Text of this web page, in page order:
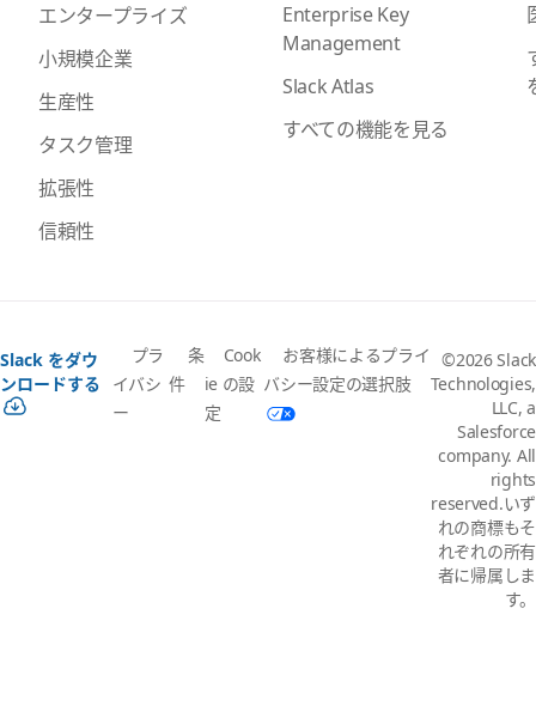
エンタープライズ
小規模企業
生産性
タスク管理
拡張性
信頼性
Enterprise Key
Management
Slack Atlas
すべての機能を見る
Slack をダウ
ンロードする
プラ
イバシ
ー
条
件
Cook
ie の設
定
お客様によるプライ
バシー設定の選択肢
©2026 Slack
Technologies,
LLC, a
Salesforce
company. All
rights
reserved.いず
れの商標もそ
れぞれの所有
者に帰属しま
す。